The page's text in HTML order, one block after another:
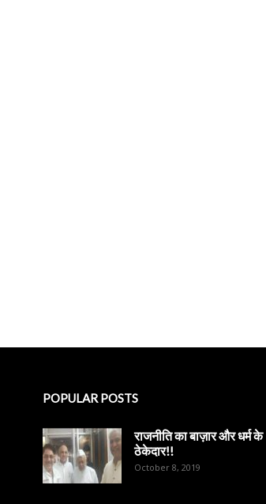
POPULAR POSTS
राजनीति का बाज़ार और धर्म के
ठेकेदार!!
October 8, 2019